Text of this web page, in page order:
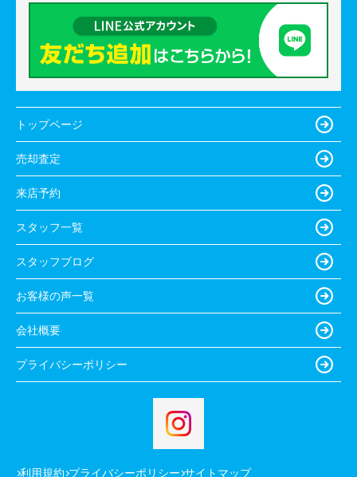
トップページ
売却査定
来店予約
スタッフ一覧
スタッフブログ
お客様の声一覧
会社概要
プライバシーポリシー
利用規約 プライバシーポリシー サイトマップ